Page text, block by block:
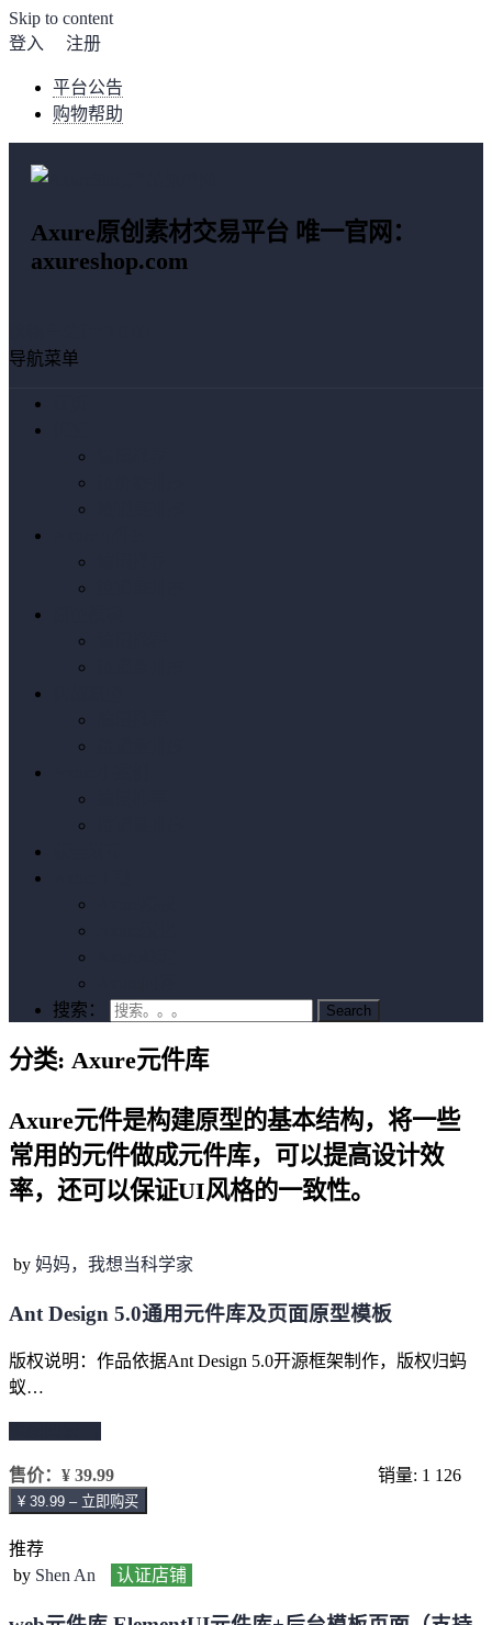
Skip to content
登入
注册
平台公告
购物帮助
Axure原创素材交易平台 唯一官网：
axureshop.com
导航菜单
搜索：
分类: Axure元件库
Axure元件是构建原型的基本结构，将一些
常用的元件做成元件库，可以提高设计效
率，还可以保证UI风格的一致性。
by 妈妈，我想当科学家
Ant Design 5.0通用元件库及页面原型模板
版权说明：作品依据Ant Design 5.0开源框架制作，版权归蚂
蚁…
售价： ¥ 39.99 销量: 1 126
¥ 39.99 – 立即购买
推荐
by Shen An 认证店铺